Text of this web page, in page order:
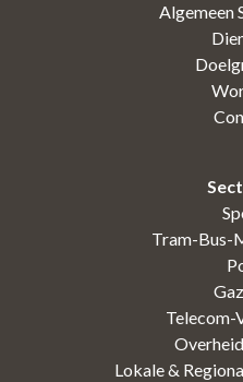
Algemeen
Tram-Bus-
Telecom-
Lokale &